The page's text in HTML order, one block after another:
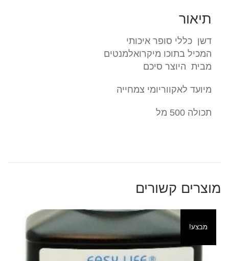
Flourish
תיאור
דשן כללי סופר איכותי
המכיל בתוכו מיקרואלמנטים
מבית היוצר סיכם
מיועד לאקווריומי צמחייה
תכולה 500 מל
מוצרים קשורים
מבצע!